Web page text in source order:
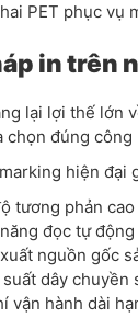
PET phục vụ
in trên
lại lợi thế lớn
chọn đúng
hiện đại
tương phản
đọc tự động
nguồn gốc
dây chuyền
vận hành dài